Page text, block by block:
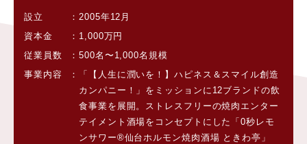
設立
2005年12月
資本金
1,000万円
従業員数
500名〜1,000名規模
事業内容
「【人生に潤いを！】ハピネス＆スマイル創造
カンパニー！」をミッションに12ブランドの飲
食事業を展開。ストレスフリーの焼肉エンター
テイメント酒場をコンセプトにした「0秒レモ
ンサワー®︎仙台ホルモン焼肉酒場 ときわ亭」